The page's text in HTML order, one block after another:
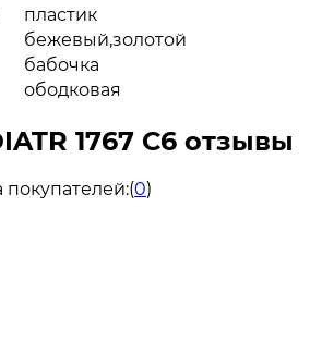
пластик
бежевый,золотой
бабочка
ободковая
1767 С6 отзывы
(0)